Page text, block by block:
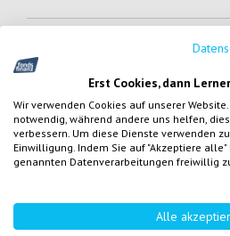
Preis in € (inkl. MwSt.)
Kategorien
ALLE FILTER ZURÜCKSETZEN
Erst Cookies, dann
Wir verwenden Cookies auf unserer
notwendig, während andere uns helfen,
verbessern. Um diese Dienste verwenden
Einwilligung. Indem Sie auf "Akzeptiere
genannten Datenverarbeitungen freiwillig
Alle